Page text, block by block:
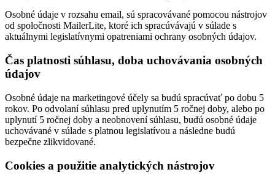
Osobné údaje v rozsahu email, sú spracovávané pomocou nástrojov
od spoločnosti MailerLite, ktoré ich spracúvávajú v súlade s
aktuálnymi legislatívnymi opatreniami ochrany osobných údajov.
Čas platnosti súhlasu, doba uchovávania osobných
údajov
Osobné údaje na marketingové účely sa budú spracúvať po dobu 5
rokov. Po odvolaní súhlasu pred uplynutím 5 ročnej doby, alebo po
uplynutí 5 ročnej doby a neobnovení súhlasu, budú osobné údaje
uchovávané v súlade s platnou legislatívou a následne budú
bezpečne zlikvidované.
Cookies a použitie analytických nástrojov